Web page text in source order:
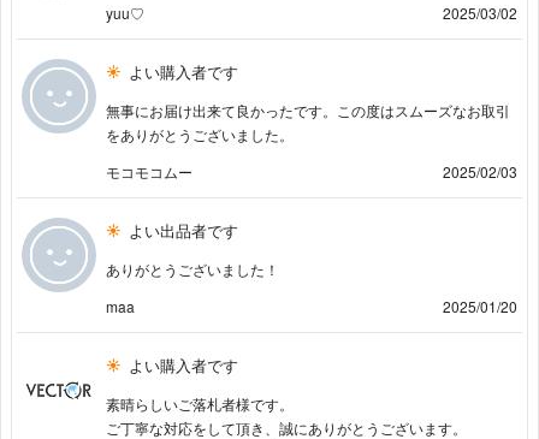
yuu♡
2025/03/02
よい購入者です
無事にお届け出来て良かったです。この度はスムーズなお取引
をありがとうございました。
モコモコムー
2025/02/03
よい出品者です
ありがとうございました！
maa
2025/01/20
よい購入者です
素晴らしいご落札者様です。
ご丁寧な対応をして頂き、誠にありがとうございます。